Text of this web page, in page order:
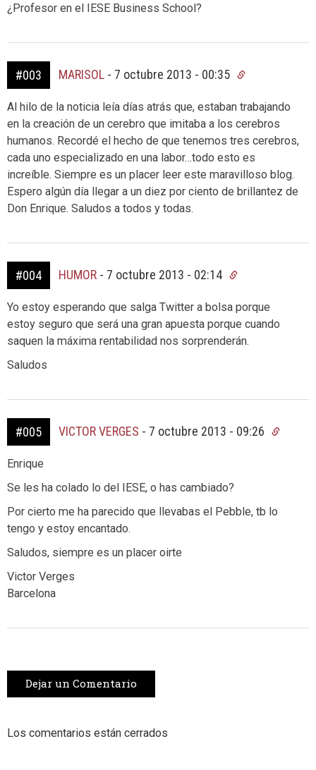
¿Profesor en el IESE Business School?
#003 MARISOL - 7 octubre 2013 - 00:35
Al hilo de la noticia leía días atrás que, estaban trabajando
en la creación de un cerebro que imitaba a los cerebros
humanos. Recordé el hecho de que tenemos tres cerebros,
cada uno especializado en una labor…todo esto es
increíble. Siempre es un placer leer este maravilloso blog.
Espero algún día llegar a un diez por ciento de brillantez de
Don Enrique. Saludos a todos y todas.
#004 HUMOR - 7 octubre 2013 - 02:14
Yo estoy esperando que salga Twitter a bolsa porque
estoy seguro que será una gran apuesta porque cuando
saquen la máxima rentabilidad nos sorprenderán.
Saludos
#005 VICTOR VERGES - 7 octubre 2013 - 09:26
Enrique
Se les ha colado lo del IESE, o has cambiado?
Por cierto me ha parecido que llevabas el Pebble, tb lo
tengo y estoy encantado.
Saludos, siempre es un placer oirte
Victor Verges
Barcelona
Dejar un Comentario
Los comentarios están cerrados